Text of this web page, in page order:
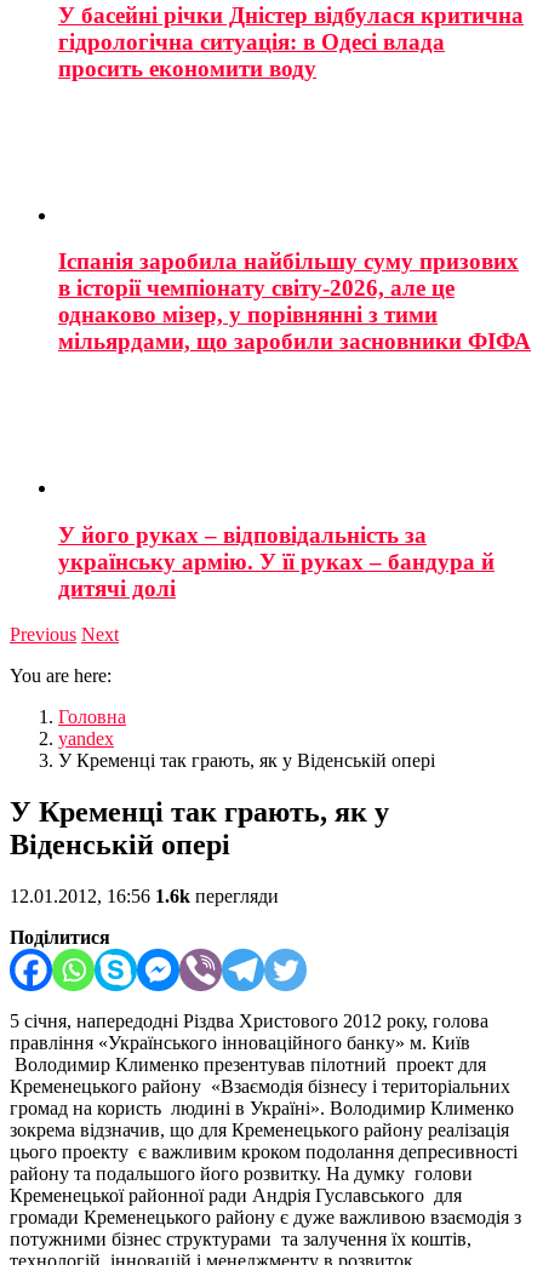
У басейні річки Дністер відбулася критична
гідрологічна ситуація: в Одесі влада
просить економити воду
Іспанія заробила найбільшу суму призових
в історії чемпіонату світу-2026, але це
однаково мізер, у порівнянні з тими
мільярдами, що заробили засновники ФІФА
У його руках – відповідальність за
українську армію. У її руках – бандура й
дитячі долі
Previous Next
You are here:
Головна
yandex
У Кременці так грають, як у Віденській опері
У Кременці так грають, як у
Віденській опері
12.01.2012, 16:56 1.6k перегляди
Поділитися
5 січня, напередодні Різдва Христового 2012 року, голова
правління «Українського інноваційного банку» м. Київ
Володимир Клименко презентував пілотний проект для
Кременецького району «Взаємодія бізнесу і територіальних
громад на користь людині в Україні». Володимир Клименко
зокрема відзначив, що для Кременецького району реалізація
цього проекту є важливим кроком подолання депресивності
району та подальшого його розвитку. На думку голови
Кременецької районної ради Андрія Гуславського для
громади Кременецького району є дуже важливою взаємодія з
потужними бізнес структурами та залучення їх коштів,